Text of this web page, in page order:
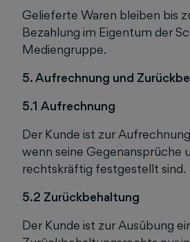
Gelieferte Waren bleiben bis
Bezahlung im Eigentum der
Mediengruppe.
5. Aufrechnung und
5.1 Aufrechnung
Der Kunde ist zur
wenn seine Gegenansprüche
rechtskräftig festgestellt sind.
5.2 Zurückbehaltung
Der Kunde ist zur Ausübung